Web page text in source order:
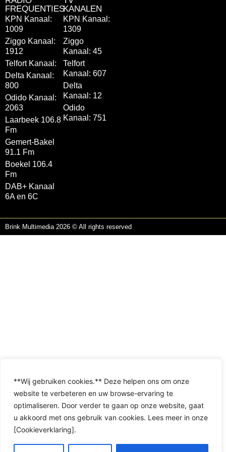
**Wij gebruiken cookies.** Deze helpen ons om onze
website te verbeteren en uw browse-ervaring te
optimaliseren. Door verder te gaan op onze website, gaat
u akkoord met ons gebruik van cookies. Lees meer in onze
[Cookieverklaring].
FREQUENTIES
KPN Kanaal:
1009
Ziggo Kanaal:
1912
Telfort Kanaal:
Delta Kanaal:
800
Odido Kanaal:
2063
Laarbeek 106.8
Fm
Gemert-Bakel
91.1 Fm
Boekel 106.4
Fm
DAB+ Kanaal
6A en 6C
KANALEN
KPN Kanaal:
1309
Ziggo
Kanaal: 45
Telfort
Kanaal: 607
Delta
Kanaal: 12
Odido
Kanaal: 751
Brink Multimedia 2026 © All rights reserved